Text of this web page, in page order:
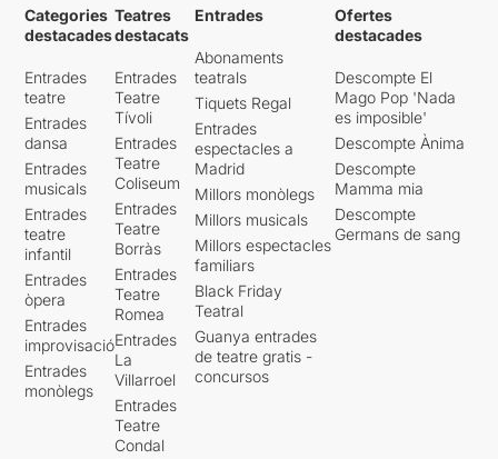
Categories
destacades
Entrades
teatre
Entrades
dansa
Entrades
musicals
Entrades
teatre
infantil
Entrades
òpera
Entrades
improvisació
Entrades
monòlegs
Teatres
destacats
Entrades
Teatre
Tívoli
Entrades
Teatre
Coliseum
Entrades
Teatre
Borràs
Entrades
Teatre
Romea
Entrades
La
Villarroel
Entrades
Teatre
Condal
Entrades
Abonaments
teatrals
Tiquets Regal
Entrades
espectacles a
Madrid
Millors monòlegs
Millors musicals
Millors espectacles
familiars
Black Friday
Teatral
Guanya entrades
de teatre gratis -
concursos
Ofertes
destacades
Descompte El
Mago Pop 'Nada
es imposible'
Descompte Ànima
Descompte
Mamma mia
Descompte
Germans de sang